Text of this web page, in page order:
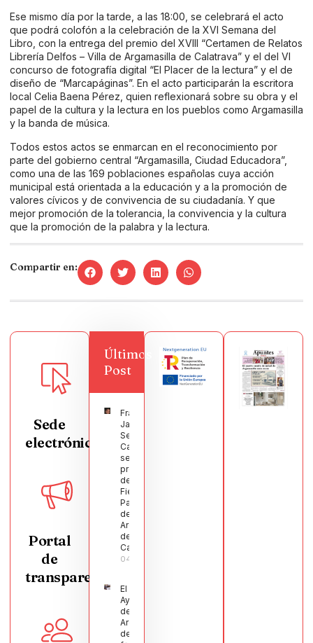
Ese mismo día por la tarde, a las 18:00, se celebrará el acto
que podrá colofón a la celebración de la XVI Semana del
Libro, con la entrega del premio del XVIII “Certamen de Relatos
Librería Delfos – Villa de Argamasilla de Calatrava” y el del VI
concurso de fotografía digital “El Placer de la lectura” y el de
diseño de “Marcapáginas”. En el acto participarán la escritora
local Celia Baena Pérez, quien reflexionará sobre su obra y el
papel de la cultura y la lectura en los pueblos como Argamasilla
y la banda de música.
Todos estos actos se enmarcan en el reconocimiento por
parte del gobierno central “Argamasilla, Ciudad Educadora”,
como una de las 169 poblaciones españolas cuya acción
municipal está orientada a la educación y a la promoción de
valores cívicos y de convivencia de su ciudadanía. Y que
mejor promoción de la tolerancia, la convivencia y la cultura
que la promoción de la palabra y la lectura.
Compartir en:
Sede
electrónica
Portal
de
transparencia
Últimos
Post
Francisco
Javier
Segura
Castellanos
será el
pregonero
de las
Fiestas
Patronales
de
Argamasilla
de
Calatrava
04/08/2026
El
Ayuntamiento
de
Argamasilla
de Calatrava